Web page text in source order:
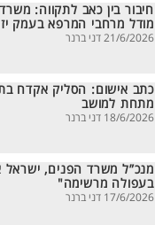
חיבור בין כאב לתקווה:
מודל מרחבי המרפא בעמק
21/6/2026 דני ברנר
כתב אישום: הסליק אקדח
מתחת למושב
18/6/2026 דני ברנר
מנכ”ל משרד הפנים, ישראל
בעפולה מרשימה"
17/6/2026 דני ברנר